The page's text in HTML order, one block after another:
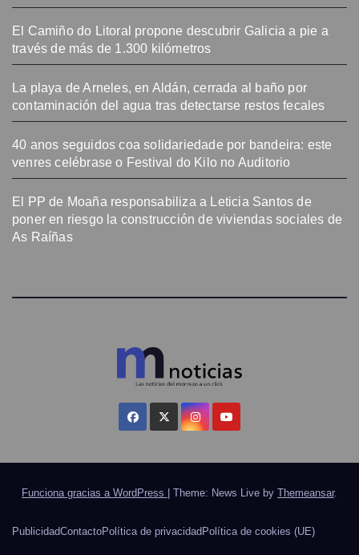
El Camiño do Litoral propone descubrir Galicia a pie a
través de más de 1.300 kilómetros
La playa de Arneles, en Aldán, cerrada al baño por
contaminación del agua tras detectarse restos fecales
40 anos seguidos coa solidariedade por bandeira: este
venres celébrase o Festival do Kilo no Auditorio
El PP de Moaña responsabiliza a Leticia Santos de
poner en riesgo la construcción de viviendas sociales de
As Raíñas
Funciona gracias a WordPress | Theme: News Live by Themeansar.
PublicidadContactoPolítica de privacidad Política de cookies (UE)